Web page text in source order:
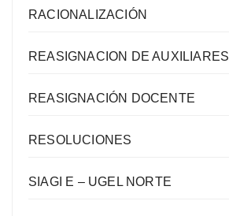
RACIONALIZACIÓN
REASIGNACION DE AUXILIARES
REASIGNACIÓN DOCENTE
RESOLUCIONES
SIAGI E – UGEL NORTE